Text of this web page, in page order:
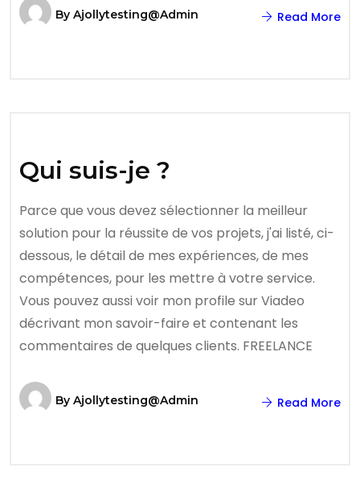
By Ajollytesting@admin Read More
Qui suis-je ?
Parce que vous devez sélectionner la meilleur
solution pour la réussite de vos projets, j'ai listé, ci-
dessous, le détail de mes expériences, de mes
compétences, pour les mettre à votre service.
Vous pouvez aussi voir mon profile sur Viadeo
décrivant mon savoir-faire et contenant les
commentaires de quelques clients. FREELANCE
By Ajollytesting@admin Read More